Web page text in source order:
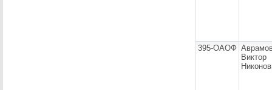
395-ОАОФ
Виктор